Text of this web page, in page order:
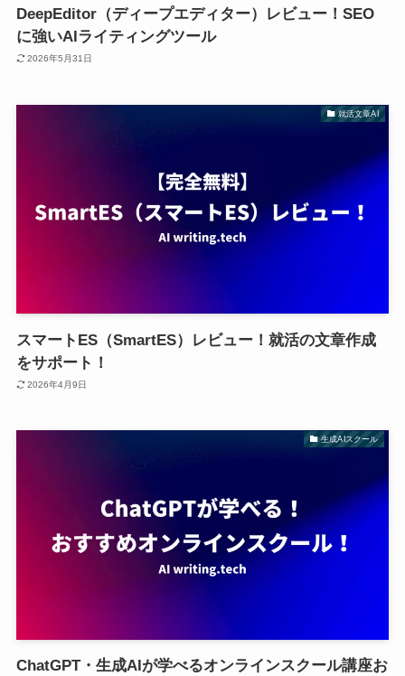
DeepEditor（ディープエディター）レビュー！SEO
に強いAIライティングツール
2026年5月31日
就活文章AI
スマートES（SmartES）レビュー！就活の文章作成
をサポート！
2026年4月9日
生成AIスクール
ChatGPT・生成AIが学べるオンラインスクール講座お